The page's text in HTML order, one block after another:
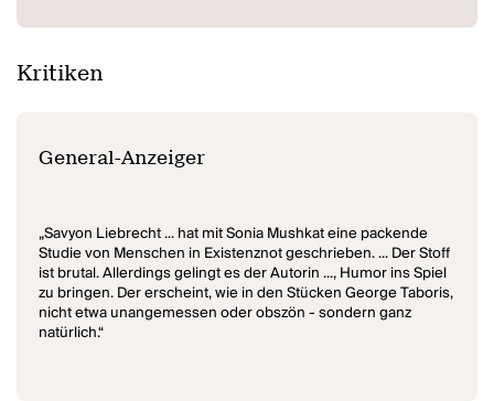
Kritiken
General-Anzeiger
„Savyon Liebrecht ... hat mit Sonia Mushkat eine packende
Studie von Menschen in Existenznot geschrieben. ... Der Stoff
ist brutal. Allerdings gelingt es der Autorin ..., Humor ins Spiel
zu bringen. Der erscheint, wie in den Stücken George Taboris,
nicht etwa unangemessen oder obszön - sondern ganz
natürlich.“